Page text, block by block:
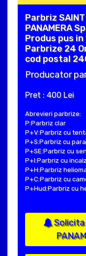
Parbriz SAINT
PANAMERA
Produs pus
Parbrize 24
cod postal
Producator
Pret : 400 Lei
Abrevieri parbrize:
P:Parbriz clar
P+V:Parbriz cu
P+S:Parbriz cu
P+SE:Parbriz cu
P+I:Parbriz cu
P+H:Parbriz
P+C:Parbriz cu
P+Hud:Parbriz cu
Solicita